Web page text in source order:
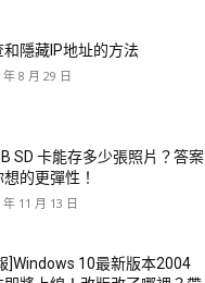
和隱藏IP地址的方法
年 8 月 29 日
SD 卡能存多少張照片？答案
想的更彈性！
年 11 月 13 日
]Windows 10最新版本2004